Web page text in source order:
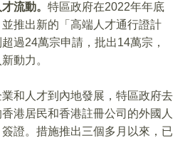
流動。 特區政府在2022年年底
推出新的「高端人才通行證計
過24萬宗申請，批出14萬宗，
動力。
和人才到內地發展，特區政府去
港居民和香港註冊公司的外國人
證。措施推出三個多月以來，已